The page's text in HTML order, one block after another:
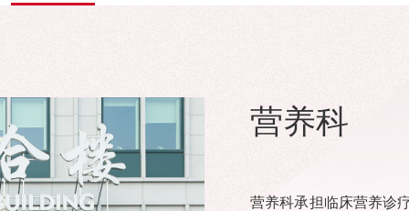
营养科
营养科承担临床营养诊